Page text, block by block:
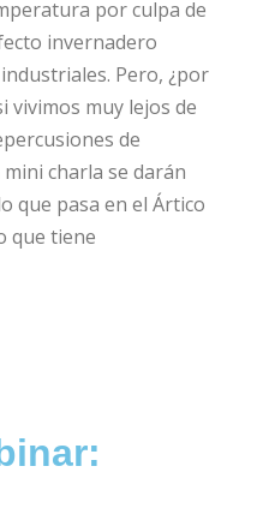
por culpa de
invernadero
Pero, ¿por
vivimos muy lejos de
de
charla se darán
que pasa en el Ártico
que tiene